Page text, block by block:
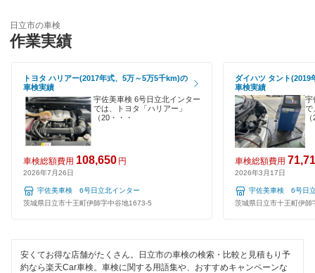
久慈郡
桜川市
猿島郡
下妻市
常総市
高萩市
つくば市
EV車OK
120分以内の車検
1日車検
夜間受付
整備保証
1級整備士在籍
閉じる
日立市の車検
作業実績
トヨタ ハリアー(2017年式、5万～5万5千km)の
車検実績
宇佐美車検 6号日立北インター
では、トヨタ「ハリアー」
（20・・・
車検総額費用 108,650 円
2026年7月26日
宇佐美車検 6号日立北インター
茨城県日立市十王町伊師字中谷地1673-5
ダイハツ タント(2019
車検実績
宇
で
車検総額費用
2026年3月17日
宇佐美車検 6号日
茨城県日立市十王町伊師
安くてお得な店舗がたくさん。日立市の車検の検索・比較と見積もり予
約なら楽天Car車検。車検に関する用語集や、おすすめキャンペーンな